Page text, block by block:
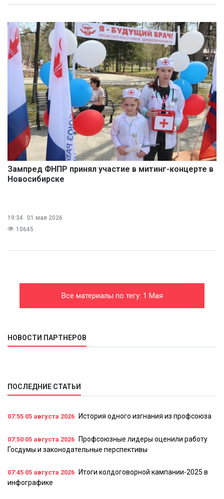
Зампред ФНПР принял участие в митинг-концерте в
Новосибирске
19:34
01 мая 2026
10645
Все материалы по тегу: 1 Мая
НОВОСТИ ПАРТНЕРОВ
ПОСЛЕДНИЕ СТАТЬИ
07:55 05 августа 2026 История одного изгнания из профсоюза
07:50 05 августа 2026
Профсоюзные лидеры оценили работу
Госдумы и законодательные перспективы
07:45 05 августа 2026
Итоги колдоговорной кампании-2025 в
инфографике